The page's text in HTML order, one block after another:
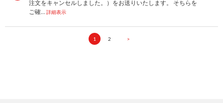
注文をキャンセルしました。）をお送りいたします。 そちらを
ご確…
詳細表示
1 2 >